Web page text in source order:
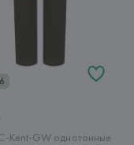
Kent-GW однотонные